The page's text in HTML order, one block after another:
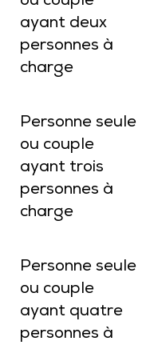
ayant deux
personnes à
charge
Personne seule
ou couple
ayant trois
personnes à
charge
Personne seule
ou couple
ayant quatre
personnes à